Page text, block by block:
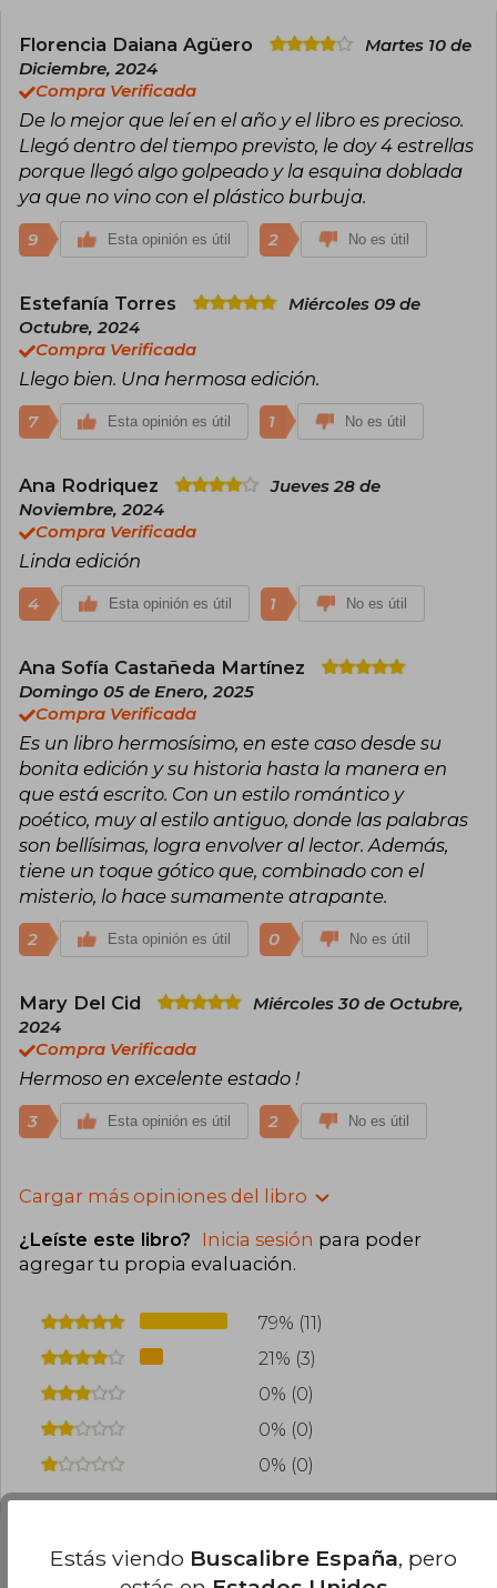
Florencia Daiana Agüero
Martes 10 de
Diciembre, 2024
Compra Verificada
De lo mejor que leí en el año y el libro es precioso.
Llegó dentro del tiempo previsto, le doy 4 estrellas
porque llegó algo golpeado y la esquina doblada
ya que no vino con el plástico burbuja.
9 Esta opinión es útil 2 No es útil
Estefanía Torres
Miércoles 09 de
Octubre, 2024
Compra Verificada
Llego bien. Una hermosa edición.
7 Esta opinión es útil 1 No es útil
Ana Rodriquez
Jueves 28 de
Noviembre, 2024
Compra Verificada
Linda edición
4 Esta opinión es útil 1 No es útil
Ana Sofía Castañeda Martínez
Domingo 05 de Enero, 2025
Compra Verificada
Es un libro hermosísimo, en este caso desde su
bonita edición y su historia hasta la manera en
que está escrito. Con un estilo romántico y
poético, muy al estilo antiguo, donde las palabras
son bellísimas, logra envolver al lector. Además,
tiene un toque gótico que, combinado con el
misterio, lo hace sumamente atrapante.
2 Esta opinión es útil 0 No es útil
Mary Del Cid
Miércoles 30 de Octubre,
2024
Compra Verificada
Hermoso en excelente estado !
3 Esta opinión es útil 2 No es útil
Cargar más opiniones del libro
¿Leíste este libro? Inicia sesión para poder
agregar tu propia evaluación.
79% (11)
21% (3)
0% (0)
0% (0)
0% (0)
Estás viendo Buscalibre España, pero